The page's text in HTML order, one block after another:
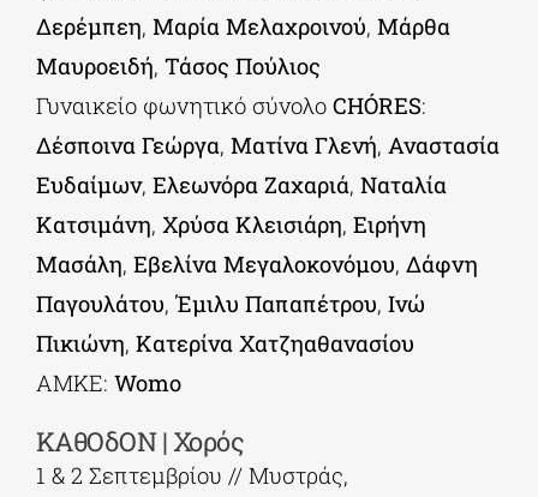
Δερέμπεη, Μαρία Μελαχροινού, Μάρθα
Μαυροειδή, Τάσος Πούλιος
Γυναικείο φωνητικό σύνολο CΗÓRES:
Δέσποινα Γεώργα, Ματίνα Γλενή, Αναστασία
Ευδαίμων, Ελεωνόρα Ζαχαριά, Ναταλία
Κατσιμάνη, Χρύσα Κλεισιάρη, Ειρήνη
Μασάλη, Εβελίνα Μεγαλοκονόμου, Δάφνη
Παγουλάτου, Έμιλυ Παπαπέτρου, Ινώ
Πικιώνη, Κατερίνα Χατζηαθανασίου
ΑΜΚΕ: Womo
ΚΑθΟδΟΝ| Χορός
1 & 2 Σεπτεμβρίου // Μυστράς,